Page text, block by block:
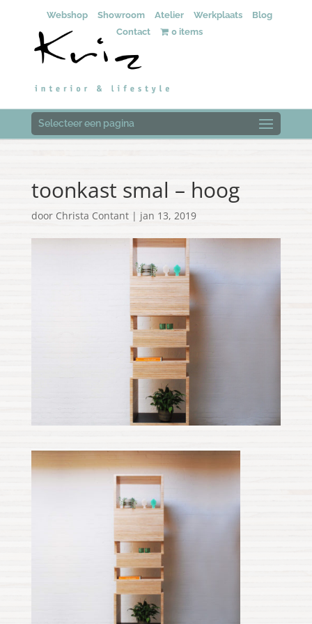
Webshop Showroom Atelier Werkplaats
Blog
Contact
0 items
Selecteer een pagina
toonkast smal – hoog
door Christa Contant| jan 13, 2019